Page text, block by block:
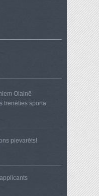
Olainē
trenēties sporta
pievarēts!